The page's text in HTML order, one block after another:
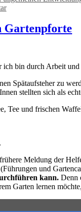
zu
Sommer
ist:
Gartenpforte
ich bin durch Arbeit
Spätaufsteher zu
stellten sich als
Tee und frischen
Meldung der
und
kann. Denn
Garten lernen